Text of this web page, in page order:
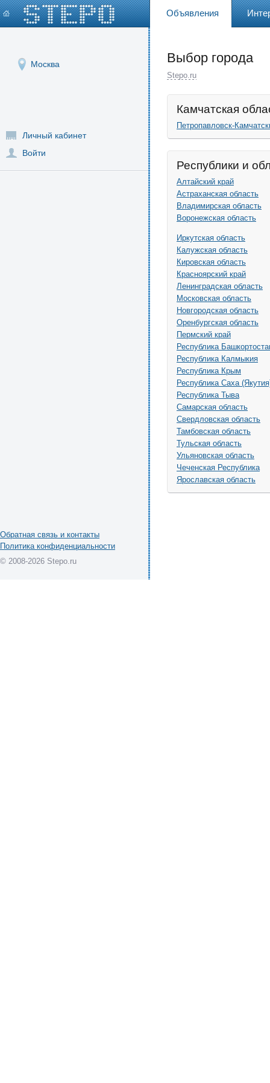
Объявления
Москва
Личный кабинет
Войти
Выбор города
Stepo.ru
Камчатская
Петропавловск-
Республики и
Алтайский край
Астраханская область
Владимирская область
Воронежская область
Иркутская область
Калужская область
Кировская область
Красноярский край
Ленинградская область
Московская область
Новгородская область
Оренбургская область
Пермский край
Республика
Республика Калмыкия
Республика Крым
Республика Саха
Республика Тыва
Самарская область
Свердловская область
Тамбовская область
Тульская область
Ульяновская область
Чеченская Республика
Ярославская область
Обратная связь и контакты
Политика конфиденциальности
© 2008-2026 Stepo.ru